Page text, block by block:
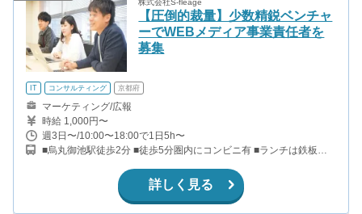
株式会社S-fleage
【圧倒的裁量】少数精鋭ベンチャ
ーでWEBメディア事業責任者を
募集
IT コンサルティング 京都府
マーケティング/広報
時給 1,000円〜
週3日〜/10:00〜18:00で1日5h〜
■烏丸御池駅徒歩2分 ■徒歩5分圏内にコンビニ有 ■ランチは鉄板焼
詳しく見る